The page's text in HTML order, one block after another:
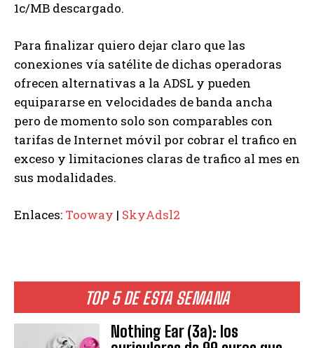
TOP 5 DE ESTA SEMANA
Nothing Ear (3a): los
1c/MB descargado.
Para finalizar quiero dejar claro que las
conexiones vía satélite de dichas operadoras
ofrecen alternativas a la ADSL y pueden
equipararse en velocidades de banda ancha
pero de momento solo son comparables con
tarifas de Internet móvil por cobrar el trafico en
exceso y limitaciones claras de trafico al mes en
sus modalidades.
Enlaces: Tooway | SkyAdsl2